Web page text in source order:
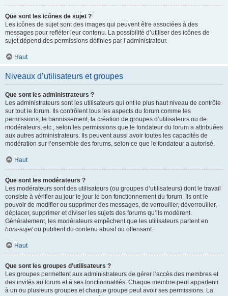
Que sont les icônes de sujet ?
Les icônes de sujet sont des images qui peuvent être associées à des
messages pour refléter leur contenu. La possibilité d’utiliser des icônes de
sujet dépend des permissions définies par l’administrateur.
Haut
Niveaux d’utilisateurs et groupes
Que sont les administrateurs ?
Les administrateurs sont les utilisateurs qui ont le plus haut niveau de contrôle
sur tout le forum. Ils contrôlent tous les aspects du forum comme les
permissions, le bannissement, la création de groupes d’utilisateurs ou de
modérateurs, etc., selon les permissions que le fondateur du forum a attribuées
aux autres administrateurs. Ils peuvent aussi avoir toutes les capacités de
modération sur l’ensemble des forums, selon ce que le fondateur a autorisé.
Haut
Que sont les modérateurs ?
Les modérateurs sont des utilisateurs (ou groupes d’utilisateurs) dont le travail
consiste à vérifier au jour le jour le bon fonctionnement du forum. Ils ont le
pouvoir de modifier ou supprimer des messages, de verrouiller, déverrouiller,
déplacer, supprimer et diviser les sujets des forums qu’ils modèrent.
Généralement, les modérateurs empêchent que les utilisateurs partent en
hors-sujetou publient du contenu abusif ou offensant.
Haut
Que sont les groupes d’utilisateurs ?
Les groupes permettent aux administrateurs de gérer l’accès des membres et
des invités au forum et à ses fonctionnalités. Chaque membre peut appartenir
à un ou plusieurs groupes et chaque groupe peut avoir ses permissions. La